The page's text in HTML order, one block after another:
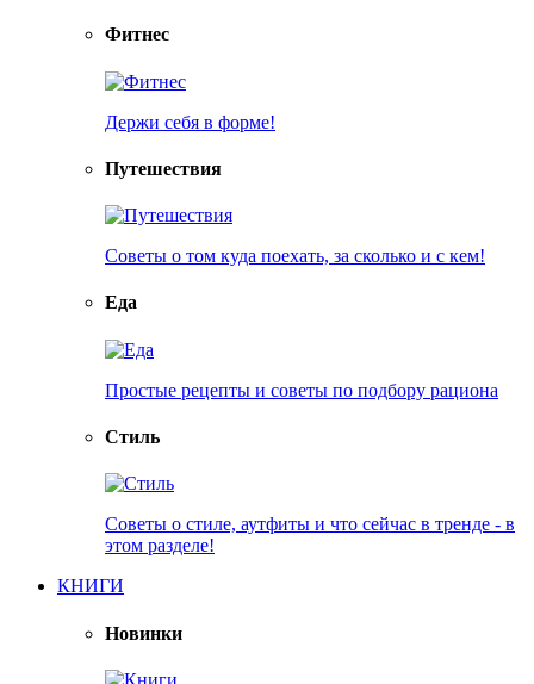
Фитнес
Держи себя в форме!
Путешествия
Советы о том куда поехать, за сколько и с кем!
Еда
Простые рецепты и советы по подбору рациона
Стиль
Советы о стиле, аутфиты и что сейчас в тренде - в
этом разделе!
КНИГИ
Новинки